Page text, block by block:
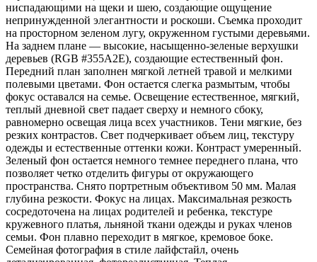
ниспадающими на щеки и шею, создающие ощущение
непринужденной элегантности и роскоши. Съемка проходит
на просторном зеленом лугу, окруженном густыми деревьями.
На заднем плане — высокие, насыщенно-зеленые верхушки
деревьев (RGB #355A2E), создающие естественный фон.
Передний план заполнен мягкой летней травой и мелкими
полевыми цветами. Фон остается слегка размытым, чтобы
фокус оставался на семье. Освещение естественное, мягкий,
теплый дневной свет падает сверху и немного сбоку,
равномерно освещая лица всех участников. Тени мягкие, без
резких контрастов. Свет подчеркивает объем лиц, текстуру
одежды и естественные оттенки кожи. Контраст умеренный.
Зеленый фон остается немного темнее переднего плана, что
позволяет четко отделить фигуры от окружающего
пространства. Снято портретным объективом 50 мм. Малая
глубина резкости. Фокус на лицах. Максимальная резкость
сосредоточена на лицах родителей и ребенка, текстуре
кружевного платья, льняной ткани одежды и руках членов
семьи. Фон плавно переходит в мягкое, кремовое боке.
Семейная фотография в стиле лайфстайл, очень